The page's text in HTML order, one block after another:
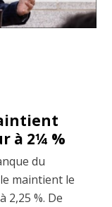
à 2¼ %
du
maintient le
2,25 %. De